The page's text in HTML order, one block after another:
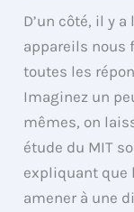
D’un côté, il y a
appareils nous
toutes les
Imaginez un
mêmes, on
étude du MIT
expliquant que
amener à une